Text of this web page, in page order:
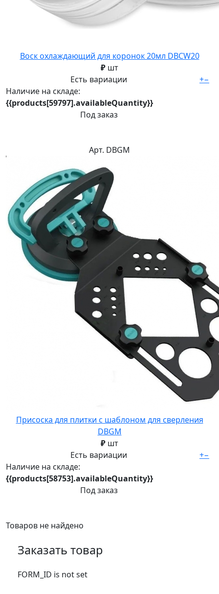
Воск охлаждающий для коронок 20мл DBCW20
₽ шт
Есть вариации
Наличие на складе:
{{products[59797].availableQuantity}}
Под заказ
+−
Арт. DBGM
Присоска для плитки с шаблоном для сверления
DBGM
₽ шт
Есть вариации
Наличие на складе:
{{products[58753].availableQuantity}}
Под заказ
+−
Товаров не найдено
Заказать товар
FORM_ID is not set